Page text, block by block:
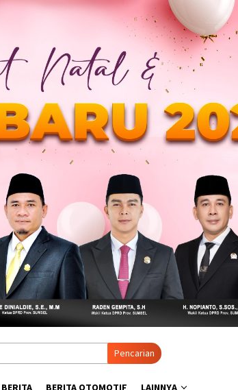
Pencarian
BERITA OTOMOTIF LAINNYA